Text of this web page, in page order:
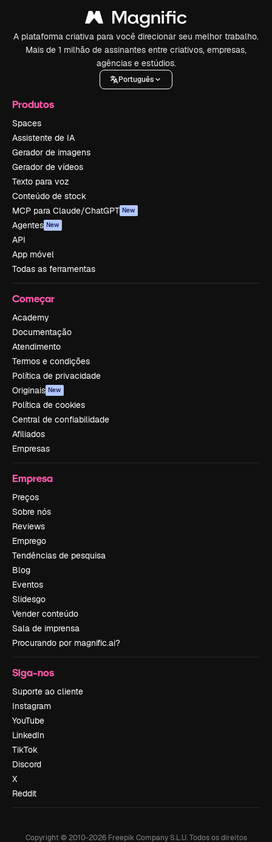
A plataforma criativa para você direcionar seu melhor trabalho.
Mais de 1 milhão de assinantes entre criativos, empresas,
agências e estúdios.
Português
Produtos
Spaces
Assistente de IA
Gerador de imagens
Gerador de vídeos
Texto para voz
Conteúdo de stock
MCP para Claude/ChatGPT New
Agentes New
API
App móvel
Todas as ferramentas
Começar
Academy
Documentação
Atendimento
Termos e condições
Política de privacidade
Originais New
Política de cookies
Central de confiabilidade
Afiliados
Empresas
Empresa
Preços
Sobre nós
Reviews
Emprego
Tendências de pesquisa
Blog
Eventos
Slidesgo
Vender conteúdo
Sala de imprensa
Procurando por magnific.ai?
Siga-nos
Suporte ao cliente
Instagram
YouTube
LinkedIn
TikTok
Discord
X
Reddit
Copyright © 2010-2026Freepik Company S.L.U. Todos os direitos